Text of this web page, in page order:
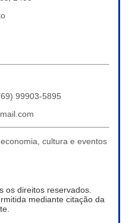
99903-5895
cultura e eventos
direitos reservados.
mediante citação da